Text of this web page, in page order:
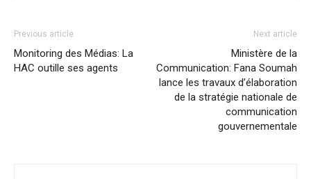
Previous article
Monitoring des Médias: La
HAC outille ses agents
Next article
Ministère de la
Communication: Fana Soumah
lance les travaux d’élaboration
de la stratégie nationale de
communication
gouvernementale